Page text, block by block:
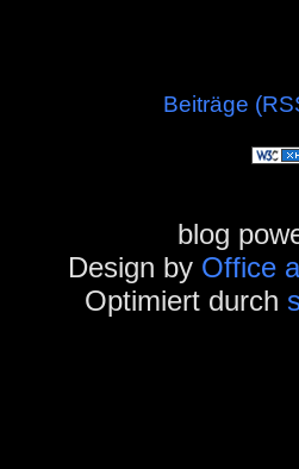
Beiträge
blog
Design by Office
Optimiert durch